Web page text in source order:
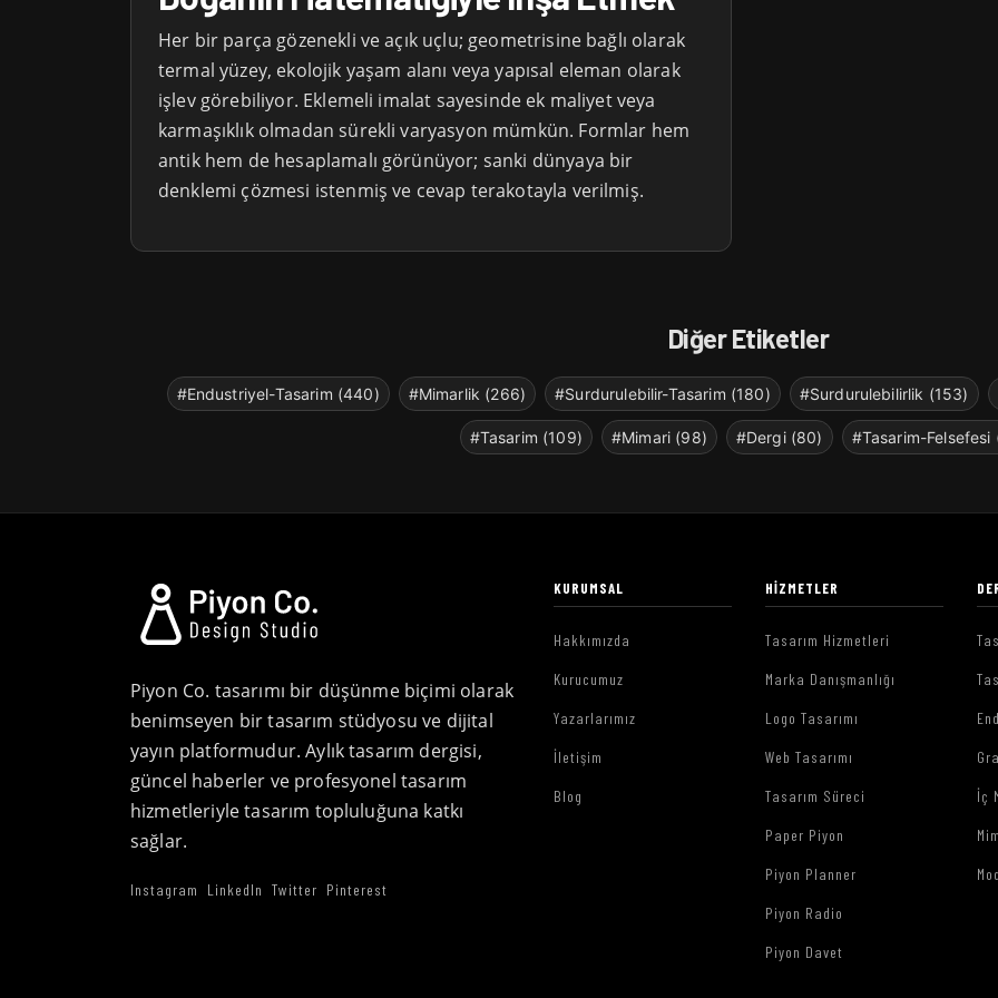
Her bir parça gözenekli ve açık uçlu; geometrisine bağlı olarak
termal yüzey, ekolojik yaşam alanı veya yapısal eleman olarak
işlev görebiliyor. Eklemeli imalat sayesinde ek maliyet veya
karmaşıklık olmadan sürekli varyasyon mümkün. Formlar hem
antik hem de hesaplamalı görünüyor; sanki dünyaya bir
denklemi çözmesi istenmiş ve cevap terakotayla verilmiş.
Diğer Etiketler
#Endustriyel-Tasarim (440) #Mimarlik (266) #Surdurulebilir-Tasarim (180) #Surdurulebilirlik (153)
#Tasarim (109) #Mimari (98) #Dergi (80) #Tasarim-Felsefesi
Piyon Co. tasarımı bir düşünme biçimi olarak
benimseyen bir tasarım stüdyosu ve dijital
yayın platformudur. Aylık tasarım dergisi,
güncel haberler ve profesyonel tasarım
hizmetleriyle tasarım topluluğuna katkı
sağlar.
Instagram LinkedIn Twitter Pinterest
KURUMSAL
Hakkımızda
Kurucumuz
Yazarlarımız
İletişim
Blog
HIZMETLER
Tasarım Hizmetleri
Marka Danışmanlığı
Logo Tasarımı
Web Tasarımı
Tasarım Süreci
Paper Piyon
Piyon Planner
Piyon Radio
Piyon Davet
İç